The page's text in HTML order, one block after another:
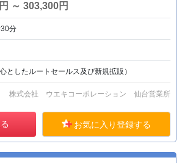
～ 303,300円
分
としたルートセールス及び新規拡販）
株式会社 ウエキコーポレーション 仙台営業所
お気に入り登録する